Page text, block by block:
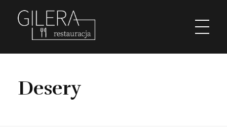
Desery